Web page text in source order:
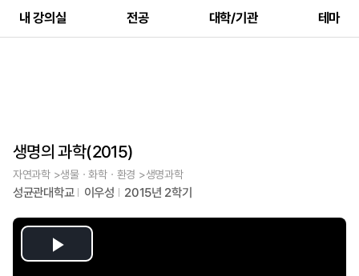
내 강의실 전공 대학/기관 테마
생명의 과학(2015)
자연과학 >생물ㆍ화학ㆍ환경 >생명과학
성균관대학교 이우성 2015년 2학기
Play